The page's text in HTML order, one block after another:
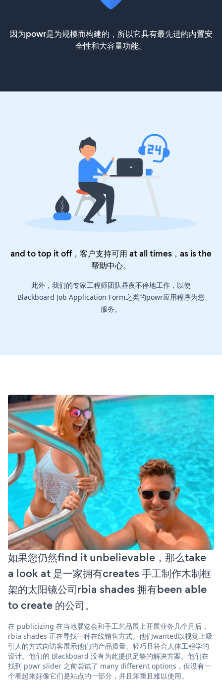
因为powr是为规模而构建的，所以它具有最先进的内置安
全性和大容量功能。
and to top it off，客户支持可用 at all times，as is the
帮助中心。
此外，我们的专家工程师团队昼夜不停地工作，以使
Blackboard Job Application Form之类的powr应用程序为您
服务。
如果您仍然find it unbelievable，那么take
a look at 是一家拥有creates 手工制作木制框
架的太阳镜公司rbia shades 拥有been able
to create 的公司。
在 publicizing 在当地展览会和手工艺品展上开展业务几个月后，
rbia shades 正在寻找一种在线销售方式。他们wanted以视觉上吸
引人的方式向访客展示他们的产品质量、轻巧且符合人体工程学的
设计。他们的 Blackboard 没有为此提供足够的解决方案。他们在
找到 powr slider 之前尝试了 many different options，但没有一
个看起来好像它们是站点的一部分，并且笨重且难以使用。